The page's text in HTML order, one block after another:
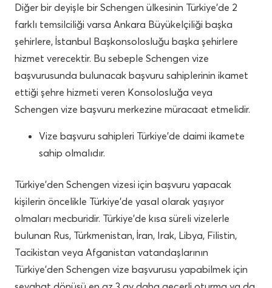
Diğer bir deyişle bir Schengen ülkesinin Türkiye’de 2
farklı temsilciliği varsa Ankara Büyükelçiliği başka
şehirlere, İstanbul Başkonsolosluğu başka şehirlere
hizmet verecektir. Bu sebeple Schengen vize
başvurusunda bulunacak başvuru sahiplerinin ikamet
ettiği şehre hizmeti veren Konsolosluğa veya
Schengen vize başvuru merkezine müracaat etmelidir.
Vize başvuru sahipleri Türkiye’de daimi ikamete
sahip olmalıdır.
Türkiye’den Schengen vizesi için başvuru yapacak
kişilerin öncelikle Türkiye’de yasal olarak yaşıyor
olmaları mecburidir. Türkiye’de kısa süreli vizelerle
bulunan Rus, Türkmenistan, İran, Irak, Libya, Filistin,
Tacikistan veya Afganistan vatandaşlarının
Türkiye’den Schengen vize başvurusu yapabilmek için